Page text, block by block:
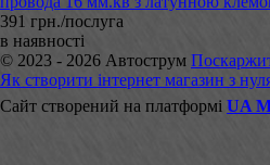
391 грн./послуга
в наявності
© 2023 - 2026 Автострум
Як створити інтернет магазин з
Сайт створений на платформі UA